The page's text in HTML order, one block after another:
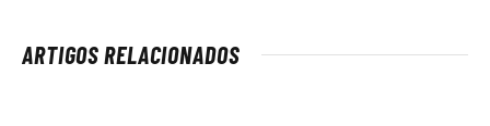
ARTIGOS RELACIONADOS